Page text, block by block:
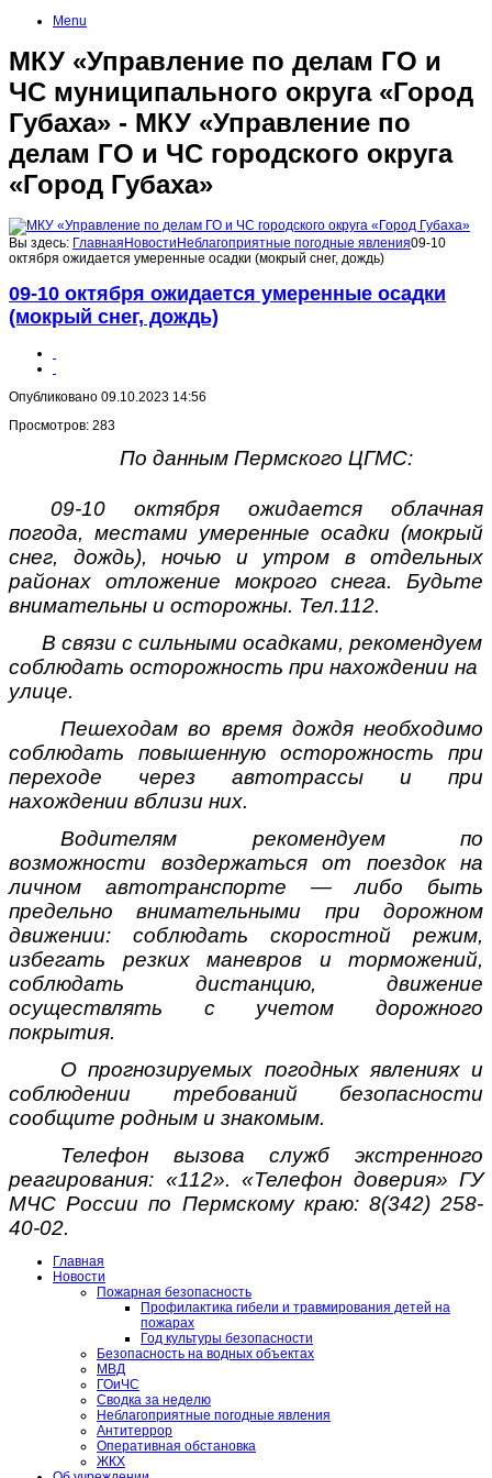
Menu
МКУ «Управление по делам ГО и
ЧС муниципального округа «Город
Губаха» - МКУ «Управление по
делам ГО и ЧС городского округа
«Город Губаха»
Вы здесь: Главная Новости Неблагоприятные погодные явления09-10
октября ожидается умеренные осадки (мокрый снег, дождь)
09-10 октября ожидается умеренные осадки
(мокрый снег, дождь)
Опубликовано 09.10.2023 14:56
Просмотров: 283
По данным Пермского ЦГМС:
09-10 октября ожидается облачная
погода, местами умеренные осадки (мокрый
снег, дождь), ночью и утром в отдельных
районах отложение мокрого снега. Будьте
внимательны и осторожны. Тел.112.
В связи с сильными осадками, рекомендуем
соблюдать осторожность при нахождении на
улице.
Пешеходам во время дождя необходимо
соблюдать повышенную осторожность при
переходе через автотрассы и при
нахождении вблизи них.
Водителям рекомендуем по
возможности воздержаться от поездок на
личном автотранспорте — либо быть
предельно внимательными при дорожном
движении: соблюдать скоростной режим,
избегать резких маневров и торможений,
соблюдать дистанцию, движение
осуществлять с учетом дорожного
покрытия.
О прогнозируемых погодных явлениях и
соблюдении требований безопасности
сообщите родным и знакомым.
Телефон вызова служб экстренного
реагирования: «112». «Телефон доверия» ГУ
МЧС России по Пермскому краю: 8(342) 258-
40-02.
Главная
Новости
Пожарная безопасность
Профилактика гибели и травмирования детей на
пожарах
Год культуры безопасности
Безопасность на водных объектах
МВД
ГОиЧС
Сводка за неделю
Неблагоприятные погодные явления
Антитеррор
Оперативная обстановка
ЖКХ